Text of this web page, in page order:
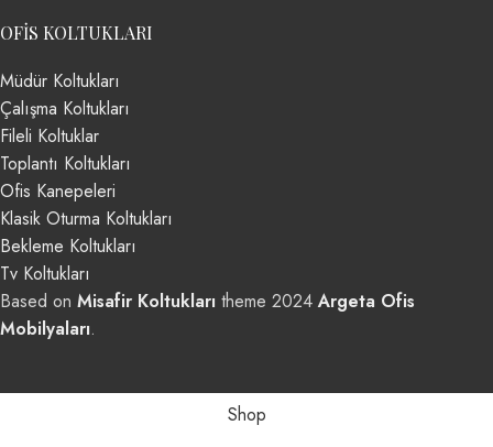
OFIS KOLTUKLARI
Müdür Koltukları
Çalışma Koltukları
Fileli Koltuklar
Toplantı Koltukları
Ofis Kanepeleri
Klasik Oturma Koltukları
Bekleme Koltukları
Tv Koltukları
Based on Misafir Koltukları theme 2024Argeta Ofis
Mobilyaları.
Shop